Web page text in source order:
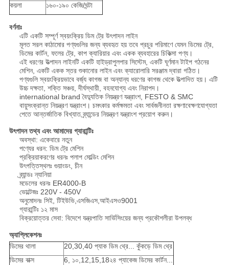
কয়লা ১৬০-১৯০ কেজি/ঘন্টা
বর্ণনাঃ
এটি একটি সম্পূর্ণ স্বয়ংক্রিয় ডিম ট্রে উৎপাদন লাইন
মূলত সরল কাঠামোর পণ্যগুলির জন্য ব্যবহৃত হয় তবে প্রচুর পরিমাণে যেমন ডিমের ট্রে,
ডিমের কার্টন, ফলের ট্রে, কাপ ক্যারিয়ার এবং একক ব্যবহারের চিকিত্সা পণ্য।
এই ধরণের উত্পাদন লাইনটি একটি হাইড্রাপুলপার সিস্টেম, একটি ঘূর্ণমান টাইপ গঠনের
মেশিন, একটি একক স্তর শুকানোর লাইন এবং ক্যারোলারি সরঞ্জাম দ্বারা গঠিত।
পণ্যগুলি স্বয়ংক্রিয়ভাবে বর্জ্য কাগজ বা অন্যান্য ধরণের কাগজ থেকে উত্পাদিত হয়। এটি
উচ্চ দক্ষতা, শক্তি সঞ্চয়, দীর্ঘস্থায়ী, বহনযোগ্য এবং নিরাপদ।
international brand বৈদ্যুতিক নিয়ন্ত্রণ যন্ত্রাংশ, FESTO & SMC
বায়ুসংক্রান্ত নিয়ন্ত্রণ যন্ত্রাংশ। চমৎকার কর্মক্ষমতা এবং সার্বজনীনতা রক্ষণাবেক্ষণযোগ্যতা
পেতে আন্তর্জাতিক বিখ্যাত ব্র্যান্ডের নিয়ন্ত্রণ যন্ত্রাংশ প্রয়োগ করুন।
উৎপাদন তথ্য এবং আমাদের গ্যারান্টিঃ
অবস্থা: একেবারে নতুন
পণ্যের ধরন: ডিম ট্রে মেশিন
প্রক্রিয়াকরণের ধরনঃ পলাপ মোল্ডিং মেশিন
উৎপত্তিস্থলঃ গুয়াংডং, চীন
ব্র্যান্ডঃ ন্যানিয়া
মডেলের ধরনঃ ER4000-B
ভোল্টেজঃ 220V - 450V
অনুমোদনঃ সিই, টিইউভি,এসজিএস,আইএসও9001
গ্যারান্টিঃ ১২ মাস
বিক্রয়োত্তর সেবা: বিদেশে যন্ত্রপাতি সার্ভিসিংয়ের জন্য প্রকৌশলীরা উপলব্ধ
অ্যাপ্লিকেশনঃ
ডিমের থালা
20,30,40 প্যাক ডিম থ্রে... কুঁকড়ে ডিম থ্রে
ডিমের বাক্স
6, ১০,12,15,18২৪ প্যাকেজ ডিমের কার্টন...